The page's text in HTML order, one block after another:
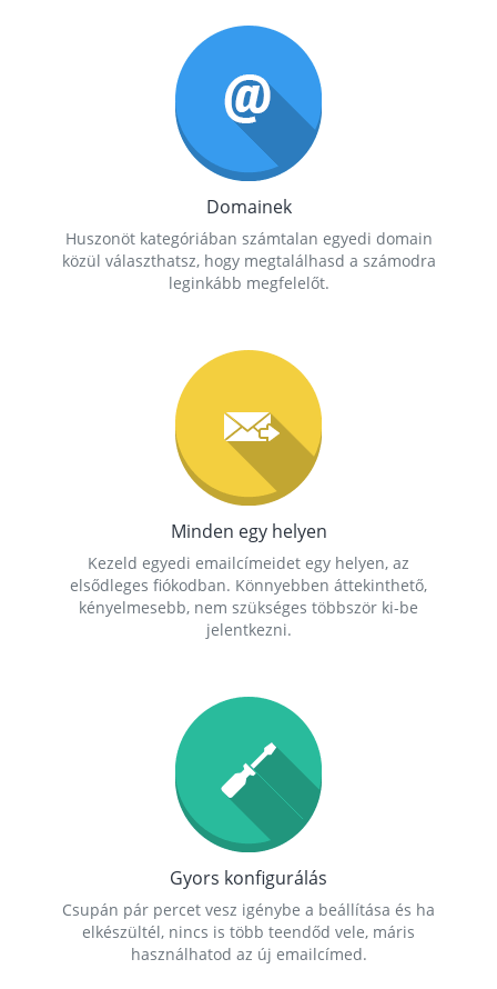
Domainek
Huszonöt kategóriában számtalan egyedi domain
közül választhatsz, hogy megtalálhasd a számodra
leginkább megfelelőt.
Minden egy helyen
Kezeld egyedi emailcímeidet egy helyen, az
elsődleges fiókodban. Könnyebben áttekinthető,
kényelmesebb, nem szükséges többször ki-be
jelentkezni.
Gyors konfigurálás
Csupán pár percet vesz igénybe a beállítása és ha
elkészültél, nincs is több teendőd vele, máris
használhatod az új emailcímed.